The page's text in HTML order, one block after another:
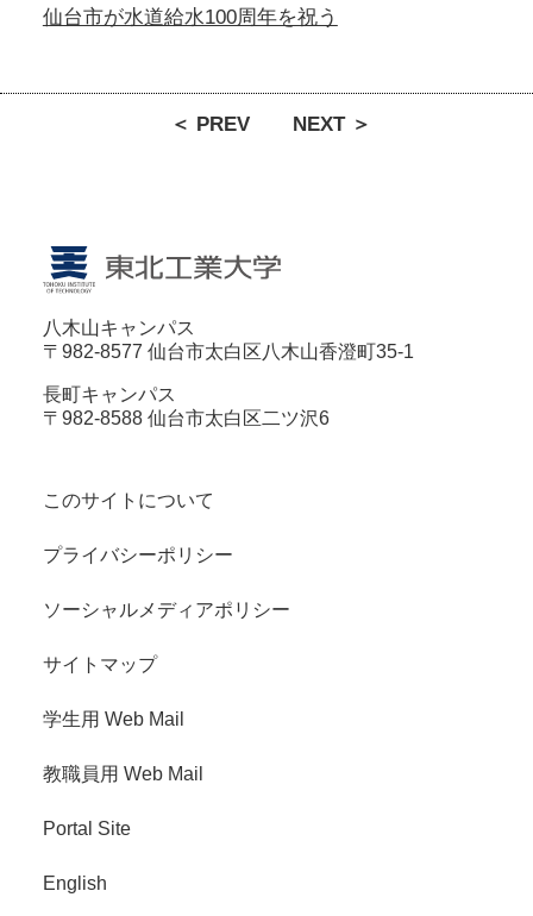
仙台市が水道給水100周年を祝う
＜ PREV NEXT ＞
八木山キャンパス
〒982-8577 仙台市太白区八木山香澄町35-1
長町キャンパス
〒982-8588 仙台市太白区二ツ沢6
このサイトについて
プライバシーポリシー
ソーシャルメディアポリシー
サイトマップ
学生用 Web Mail
教職員用 Web Mail
Portal Site
English